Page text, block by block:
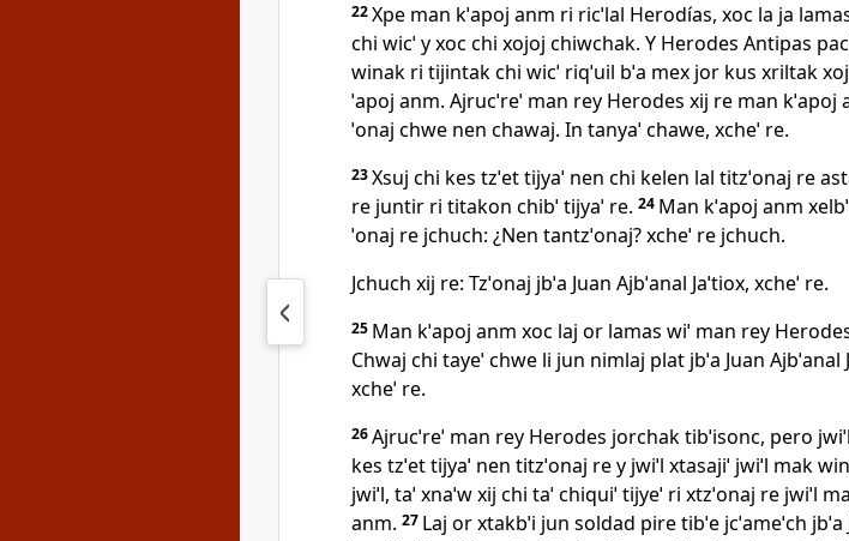
22Xpe man kˈapoj anm ri ricˈlal Herodías, xoc la ja
chi wicˈ y xoc chi xojoj chiwchak. Y Herodes Antipas
winak ri tijintak chi wicˈ riqˈuil bˈa mex jor kus xriltak
ˈapoj anm. Ajrucˈreˈ man rey Herodes xij re man kˈapoj
ˈonaj chwe nen chawaj. In tanyaˈ chawe, xcheˈ re.
23Xsuj chi kes tzˈet tijyaˈ nen chi kelen lal titzˈonaj re
re juntir ri titakon chibˈ tijyaˈ re. 24 Man kˈapoj anm
ˈonaj re jchuch: ¿Nen tantzˈonaj? xcheˈ re jchuch.
Jchuch xij re: Tzˈonaj jbˈa Juan Ajbˈanal Jaˈtiox, xcheˈ re.
25 Man kˈapoj anm xoc laj or lamas wiˈ man rey
Chwaj chi tayeˈ chwe li jun nimlaj plat jbˈa Juan Ajbˈanal
xcheˈ re.
26Ajrucˈreˈ man rey Herodes jorchak tibˈisonc, pero
kes tzˈet tijyaˈ nen titzˈonaj re y jwiˈl xtasajiˈ jwiˈl mak
jwiˈl, taˈ xnaˈw xij chi taˈ chiquiˈ tijyeˈ ri xtzˈonaj re jwiˈl
anm. 27 Laj or xtakbˈi jun soldad pire tibˈe jcˈameˈch jbˈa